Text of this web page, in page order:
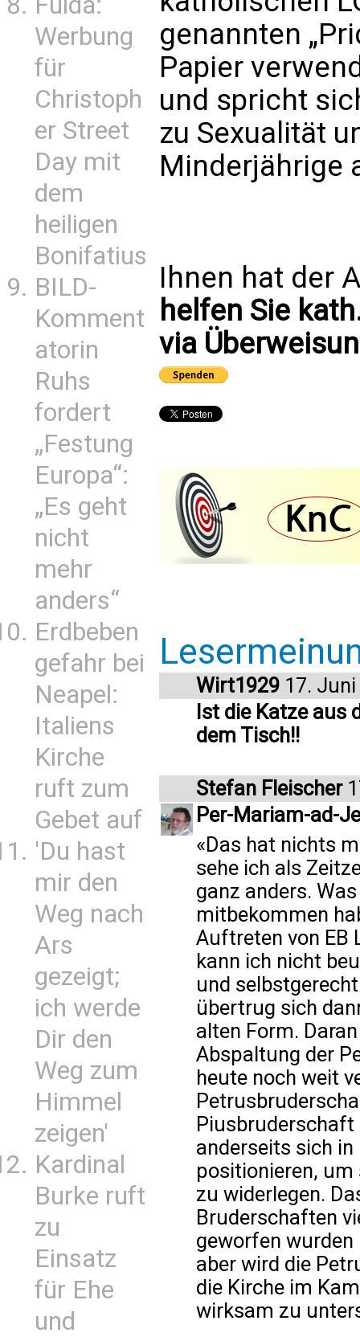
Werbung
für
Christoph
er Street
Day mit
dem
heiligen
Bonifatius
BILD-
Komment
atorin
Ruhs
fordert
„Festung
Europa“:
„Es geht
nicht
mehr
anders“
Erdbeben
gefahr bei
Neapel:
Italiens
Kirche
ruft zum
Gebet auf
'Du hast
mir den
Weg nach
Ars
gezeigt;
ich werde
Dir den
Weg zum
Himmel
zeigen'
Kardinal
Burke ruft
zu
Einsatz
für Ehe
und
genannten
Papier
und spricht
zu Sexualität
Minderjährige
Ihnen hat der
helfen Sie
via
Wirt1929 17.
Ist die Katze aus
dem Tisch!!
Stefan Fleischer
Per-Mariam-ad-
«Das hat nichts
sehe ich als
ganz anders.
mitbekommen
Auftreten von EB
kann ich nicht
und
übertrug sich
alten Form.
Abspaltung der
heute noch weit
Piusbruderschaft
anderseits sich
positionieren,
zu widerlegen.
Bruderschaften
geworfen
aber wird die
die Kirche im
wirksam zu